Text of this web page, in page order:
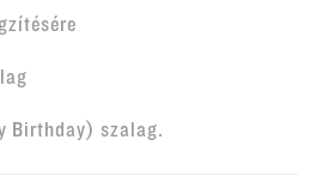
Birthday) szalag.